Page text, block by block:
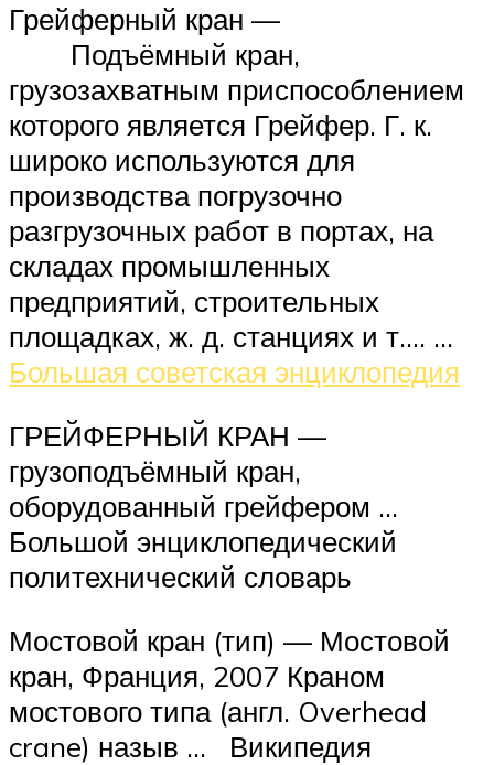
Грейферный кран —
Подъёмный кран,
грузозахватным приспособлением
которого является Грейфер. Г. к.
широко используются для
производства погрузочно
разгрузочных работ в портах, на
складах промышленных
предприятий, строительных
площадках, ж. д. станциях и т.… …
Большая советская энциклопедия
ГРЕЙФЕРНЫЙ КРАН —
грузоподъёмный кран,
оборудованный грейфером …
Большой энциклопедический
политехнический словарь
Мостовой кран (тип) — Мостовой
кран, Франция, 2007 Краном
мостового типа (англ. Overhead
crane) назыв … Википедия